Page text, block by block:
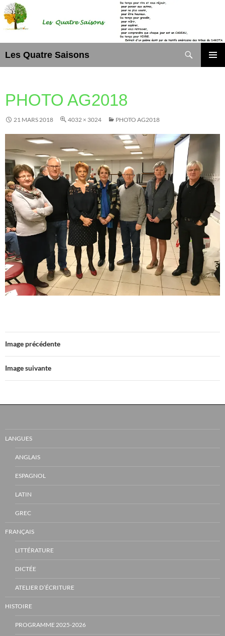
Aller
au
contenu
Les Quatre Saisons
PHOTO AG2018
21 MARS 2018 4032 × 3024 PHOTO AG2018
Image précédente
Image suivante
LANGUES
ANGLAIS
ESPAGNOL
LATIN
GREC
FRANÇAIS
LITTÉRATURE
DICTÉE
ATELIER D’ÉCRITURE
HISTOIRE
PROGRAMME 2025-2026